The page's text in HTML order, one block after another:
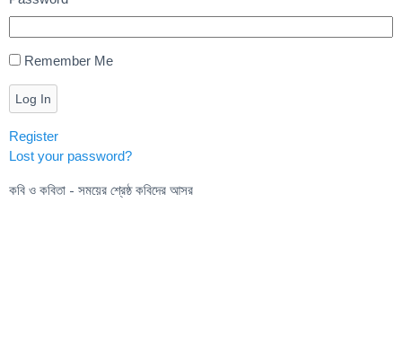
Remember Me
Log In
Register
Lost your password?
কবি ও কবিতা - সময়ের শ্রেষ্ঠ কবিদের আসর